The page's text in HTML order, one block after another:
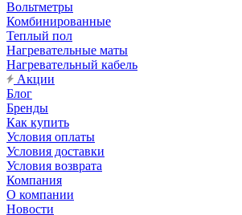
Вольтметры
Комбинированные
Теплый пол
Нагревательные маты
Нагревательный кабель
Акции
Блог
Бренды
Как купить
Условия оплаты
Условия доставки
Условия возврата
Компания
О компании
Новости